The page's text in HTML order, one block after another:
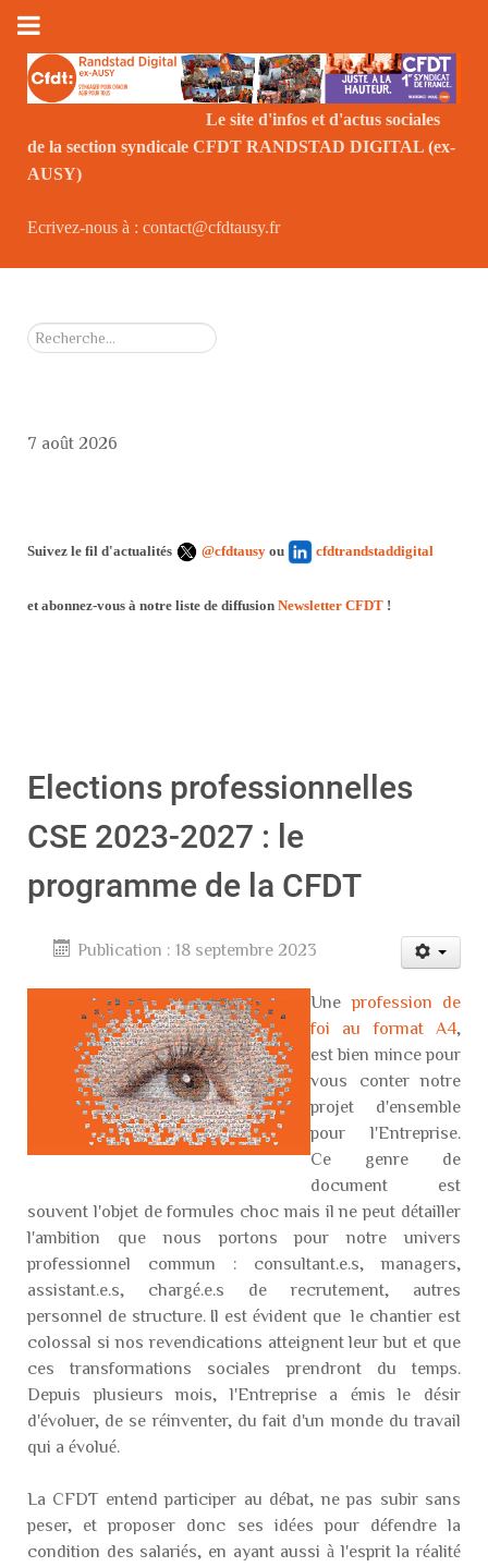
Le site d'infos et d'actus sociales
de la section syndicale CFDT RANDSTAD DIGITAL (ex-
AUSY)
Le
Ecrivez-nous à : contact@cfdtausy.fr
Rechercher
7 août 2026
Suivez le fil d'actualités @cfdtausy ou cfdtrandstaddigital
et abonnez-vous à notre liste de diffusion Newsletter CFDT !
Elections professionnelles
CSE 2023-2027 : le
programme de la CFDT
Publication : 18 septembre 2023
Uneprofession de
foi au format A4
est bien mince pour
vous conter notre
projet d'ensemble
pour l'Entreprise.
Ce genre de
document est
souvent l'objet de formules choc mais il ne peut détailler
l'ambition que nous portons pour notre univers
professionnel commun : consultant.e.s, managers,
assistant.e.s, chargé.e.s de recrutement, autres
personnel de structure. Il est évident que le chantier est
colossal si nos revendications atteignent leur but et que
ces transformations sociales prendront du temps.
Depuis plusieurs mois, l'Entreprise a émis le désir
d'évoluer, de se réinventer, du fait d'un monde du travail
qui a évolué.
La CFDT entend participer au débat, ne pas subir sans
peser, et proposer donc ses idées pour défendre la
condition des salariés, en ayant aussi à l'esprit la réalité